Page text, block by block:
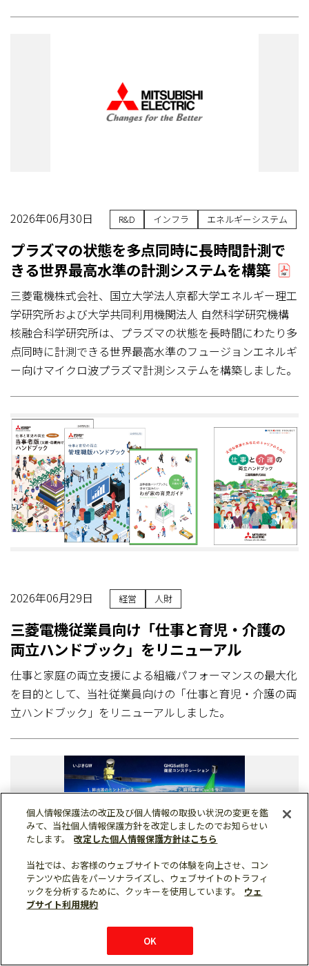
2026年06月30日 R&D インフラ エネルギーシステム
プラズマの状態を多点同時に長時間計測で
きる世界最高水準の計測システムを構築
三菱電機株式会社、国立大学法人京都大学エネルギー理工
学研究所および大学共同利用機関法人 自然科学研究機構
核融合科学研究所は、プラズマの状態を長時間にわたり多
点同時に計測できる世界最高水準のフュージョンエネルギ
ー向けマイクロ波プラズマ計測システムを構築しました。
2026年06月29日 経営 人財
三菱電機従業員向け「仕事と育児・介護の
両立ハンドブック」をリニューアル
仕事と家庭の両立支援による組織パフォーマンスの最大化
を目的として、当社従業員向けの「仕事と育児・介護の両
立ハンドブック」をリニューアルしました。
インフラ
個人情報保護法の改正及び個人情報の取扱い状況の変更を鑑
みて、当社個人情報保護方針を改定しましたのでお知らせい
たします。
改定した個人情報保護方針はこちら
当社では、お客様のウェブサイトでの体験を向上させ、コン
テンツや広告をパーソナライズし、ウェブサイトのトラフィ
ックを分析するために、クッキーを使用しています。
ウェ
ブサイト利用規約
OK